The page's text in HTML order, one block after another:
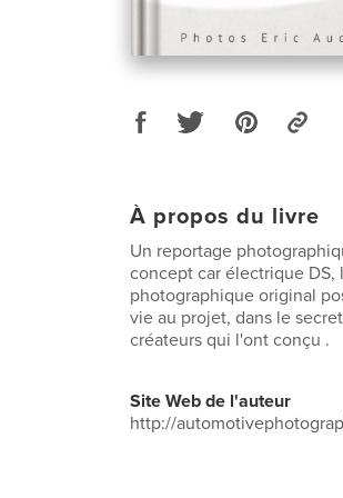
À propos du livre
Un reportage
concept car électrique DS,
photographique original
vie au projet, dans le
créateurs qui l'ont conçu .
Site Web de l'auteur
http://